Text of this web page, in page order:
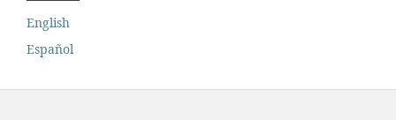
English
Español